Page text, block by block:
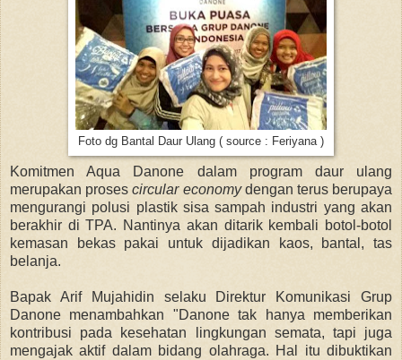
Foto dg Bantal Daur Ulang ( source : Feriyana )
Komitmen Aqua Danone dalam program daur ulang
merupakan prosescircular economydengan terus berupaya
mengurangi polusi plastik sisa sampah industri yang akan
berakhir di TPA. Nantinya akan ditarik kembali botol-botol
kemasan bekas pakai untuk dijadikan kaos, bantal, tas
belanja.
Bapak Arif Mujahidin selaku Direktur Komunikasi Grup
Danone menambahkan "Danone tak hanya memberikan
kontribusi pada kesehatan lingkungan semata, tapi juga
mengajak aktif dalam bidang olahraga. Hal itu dibuktikan